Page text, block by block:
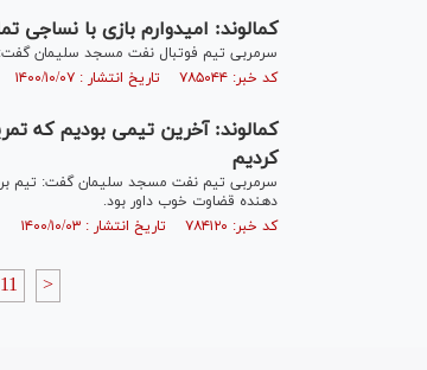
کمالوند: امیدوارم بازی با نساجی
سرمربی تیم فوتبال نفت مسجد سلیمان
کد خبر: ۷۸۵۰۴۴ تاریخ انتشار : ۱۴۰۰/۱۰/۰۷
کردیم
دهنده قضاوت خوب داور بود.
کد خبر: ۷۸۴۱۲۰ تاریخ انتشار : ۱۴۰۰/۱۰/۰۳
11 >